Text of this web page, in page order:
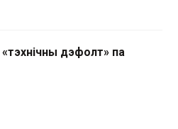
дэфолт» па